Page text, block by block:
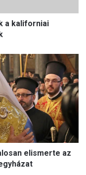
a kaliforniai
elismerte az